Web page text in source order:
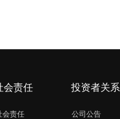
公司公告
投资者关系
会责任
会责任